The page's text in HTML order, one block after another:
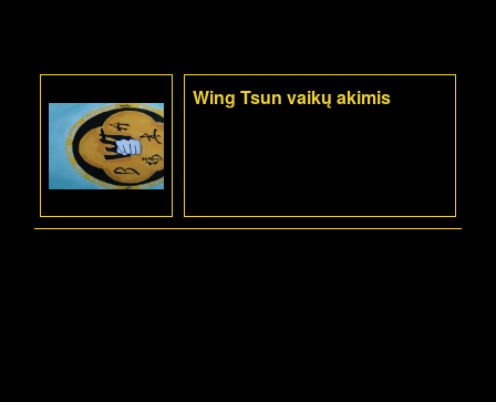
Wing Tsun vaikų akimis